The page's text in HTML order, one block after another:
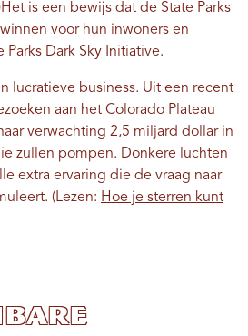
Het is een bewijs dat de State Parks
voor hun inwoners en
Parks Dark Sky Initiative.
lucratieve business. Uit een recent
aan het Colorado Plateau
verwachting 2,5 miljard dollar in
zullen pompen. Donkere luchten
extra ervaring die de vraag naar
(Lezen: Hoe je sterren kunt